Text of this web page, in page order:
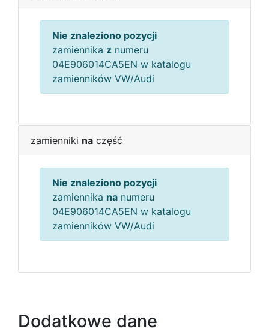
Nie znaleziono pozycji
zamiennika z numeru
04E906014CA5EN w katalogu
zamienników VW/Audi
zamienniki na część
Nie znaleziono pozycji
zamiennika na numeru
04E906014CA5EN w katalogu
zamienników VW/Audi
Dodatkowe dane